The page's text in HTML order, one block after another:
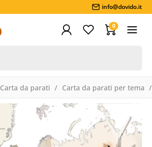
info@dovido.it
0
Carta da parati Carta da parati per tema